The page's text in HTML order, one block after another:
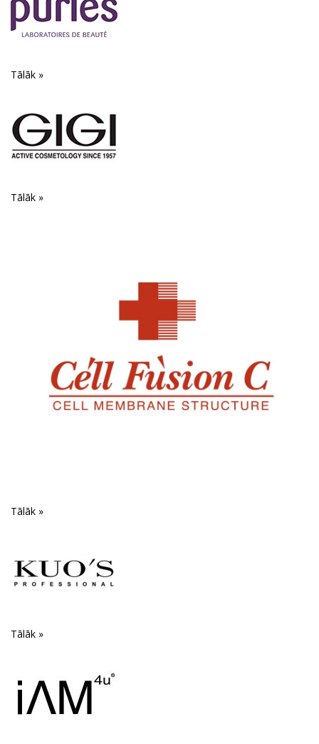
Tālāk »
Tālāk »
Tālāk »
Tālāk »